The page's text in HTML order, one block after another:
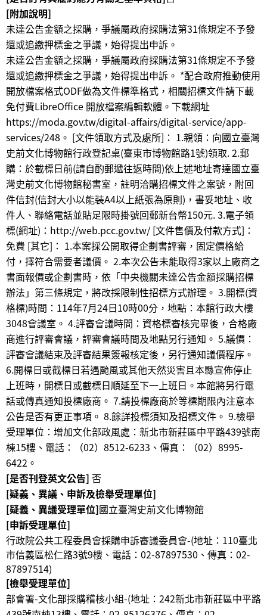
[附加說明]
未達公告金額之採購，爭議屬政府採購法第31條規定不予發
還或追繳押標金之爭議，始得提出申訴。
未達公告金額之採購，爭議屬政府採購法第31條規定不予發
還或追繳押標金之爭議，始得提出申訴。 *配合政府推動使用
開放檔案格式ODF做為文件標準格式，相關招標文件請下載
免付費LibreOffice 開放檔案編輯軟體。下載網址
https://moda.gov.tw/digital-affairs/digital-service/app-
services/248。 [文件領取方式及處所]： 1.親領：向國立臺灣
史前文化博物館行政登記桌(臺東市博物館路1號)領取. 2.郵
購：於截標日前(請自酌郵遞往返時間)依上述地址寄達國立臺
灣史前文化博物館秘書室，註明洽購招標文件之案號，附回
件信封(信封大小以能裝A4以上紙張為原則)，書妥地址、收
件人、聯絡電話並貼足限時掛號回郵新台幣150元. 3.電子領
標(網址)：http://web.pcc.gov.tw/ [文件售價及付款方式]：
免費 [其它]： 1.本案採公開取得企劃書評審，固定價格給
付，擇符合需要者議價。 2.本次公告未能取得3家以上廠商之
書面報價或企劃書時，依「中央機關未達公告金額採購招標
辦法」第三條規定，將改採限制性招標方式辦理。 3.開標(資
格標)時間：114年7月24日10時00分，地點：本館行政大樓
3048會議室。 4.評審會議時間：資格標審核完畢後，合格廠
商進行評審會議，評審會議時間及地點另行通知。 5.議價：
評審會議結束及評審結果簽報核定後，另行通知議價程序。
6.開標日或截標日若遇颱風或其他天然災害且本縣宣佈停止
上班時，開標日或截標日順延至下一上班日。本館將另行電
話或傳真通知投標廠商。 7.請投標廠商於等標期限內注意本
公告是否有更正事項。 8.餘詳投標須知及招標文件。 9.檢舉
受理單位：增加文化部政風處：新北市新莊區中平路439號南
棟15樓、電話：（02）8512-6233、傳真：（02）8995-
6422。
[是否刊登英文公告] 否
[疑義、異議、申訴及檢舉受理單位]
[疑義、異議受理單位]國立臺灣史前文化博物館
[申訴受理單位]
行政院公共工程委員會採購申訴審議委員會-(地址：110臺北
市信義區松仁路3號9樓、電話：02-87897530、傳真：02-
87897514)
[檢舉受理單位]
部會署-文化部採購稽核小組-(地址：242新北市新莊區中平路